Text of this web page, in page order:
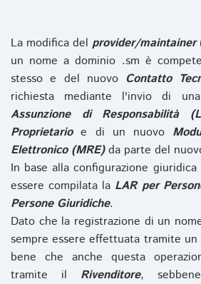
La modifica del provider/maintainer
un nome a dominio .sm è
stesso e del nuovo Contatto
richiesta mediante l'invio di
Assunzione di Responsabilità
Proprietarioe di un nuovo
Elettronico (MRE)da parte del
In base alla configurazione
essere compilata la LAR per
Persone Giuridiche.
Dato che la registrazione di un
sempre essere effettuata tramite un
bene che anche questa
tramite il Rivenditore,